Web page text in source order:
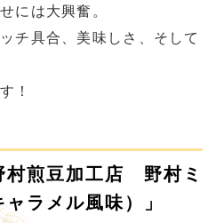
には大興奮。
チ具合、美味しさ、そして
！
村煎豆加工店 野村ミ
ラメル風味）」